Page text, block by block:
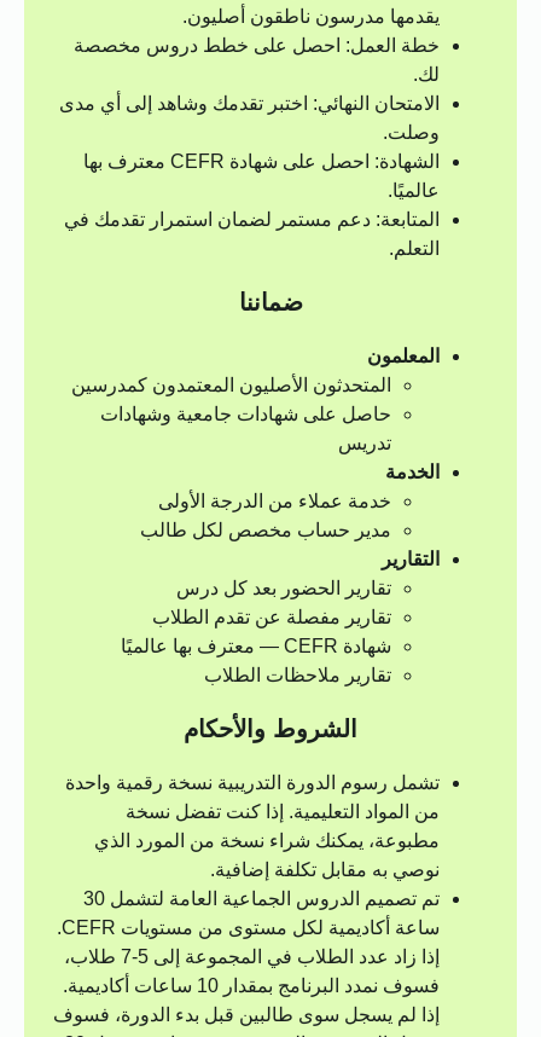
يقدمها مدرسون ناطقون أصليون.
خطة العمل: احصل على خطط دروس مخصصة
لك.
الامتحان النهائي: اختبر تقدمك وشاهد إلى أي مدى
وصلت.
الشهادة: احصل على شهادة CEFR معترف بها
عالميًا.
المتابعة: دعم مستمر لضمان استمرار تقدمك في
التعلم.
ضماننا
المعلمون
المتحدثون الأصليون المعتمدون كمدرسين
حاصل على شهادات جامعية وشهادات
تدريس
الخدمة
خدمة عملاء من الدرجة الأولى
مدير حساب مخصص لكل طالب
التقارير
تقارير الحضور بعد كل درس
تقارير مفصلة عن تقدم الطلاب
شهادة CEFR — معترف بها عالميًا
تقارير ملاحظات الطلاب
الشروط والأحكام
تشمل رسوم الدورة التدريبية نسخة رقمية واحدة
من المواد التعليمية. إذا كنت تفضل نسخة
مطبوعة، يمكنك شراء نسخة من المورد الذي
نوصي به مقابل تكلفة إضافية.
تم تصميم الدروس الجماعية العامة لتشمل 30
ساعة أكاديمية لكل مستوى من مستويات CEFR.
إذا زاد عدد الطلاب في المجموعة إلى 5-7 طلاب،
فسوف نمدد البرنامج بمقدار 10 ساعات أكاديمية.
إذا لم يسجل سوى طالبين قبل بدء الدورة، فسوف